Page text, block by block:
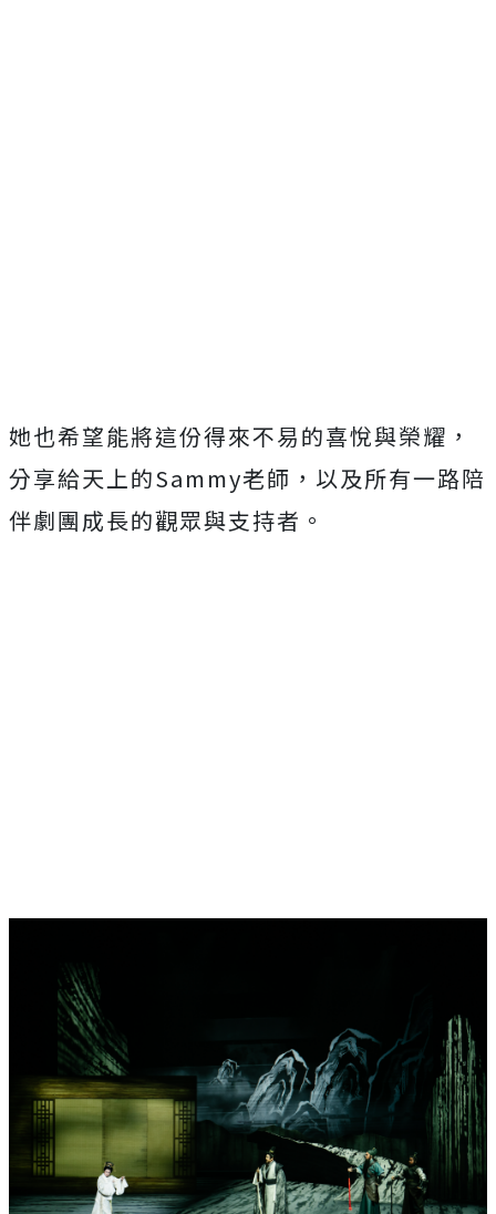
她也希望能將這份得來不易的喜悅與榮耀，
分享給天上的Sammy老師，以及所有一路陪
伴劇團成長的觀眾與支持者。